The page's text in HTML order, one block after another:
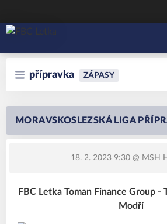
FBC Letka
přípravka ZÁPASY
MORAVSKOSLEZSKÁ LIGA
18. 2. 2023 9:30 @ MSH
FBC Letka Toman Finance Group -
Modří